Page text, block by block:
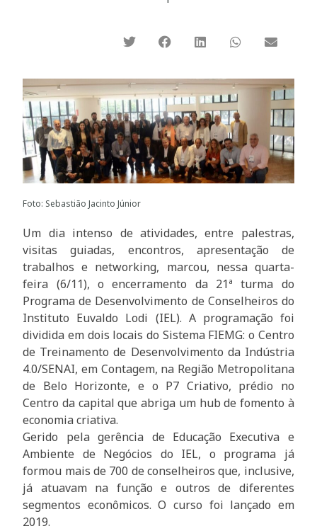
Foto: Sebastião Jacinto Júnior
Um dia intenso de atividades, entre palestras,
visitas guiadas, encontros, apresentação de
trabalhos e networking, marcou, nessa quarta-
feira (6/11), o encerramento da 21ª turma do
Programa de Desenvolvimento de Conselheiros do
Instituto Euvaldo Lodi (IEL). A programação foi
dividida em dois locais do Sistema FIEMG: o Centro
de Treinamento de Desenvolvimento da Indústria
4.0/SENAI, em Contagem, na Região Metropolitana
de Belo Horizonte, e o P7 Criativo, prédio no
Centro da capital que abriga um hub de fomento à
economia criativa.
Gerido pela gerência de Educação Executiva e
Ambiente de Negócios do IEL, o programa já
formou mais de 700 de conselheiros que, inclusive,
já atuavam na função e outros de diferentes
segmentos econômicos. O curso foi lançado em
2019.